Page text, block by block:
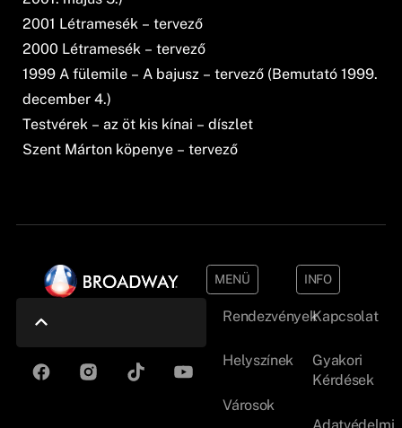
2001 Létramesék – tervező
2000 Létramesék – tervező
1999 A fülemile – A bajusz – tervező (Bemutató 1999.
december 4.)
Testvérek – az öt kis kínai – díszlet
Szent Márton köpenye – tervező
MENÜ
Rendezvények
Helyszínek
Városok
INFO
Kapcsolat
Gyakori
Kérdések